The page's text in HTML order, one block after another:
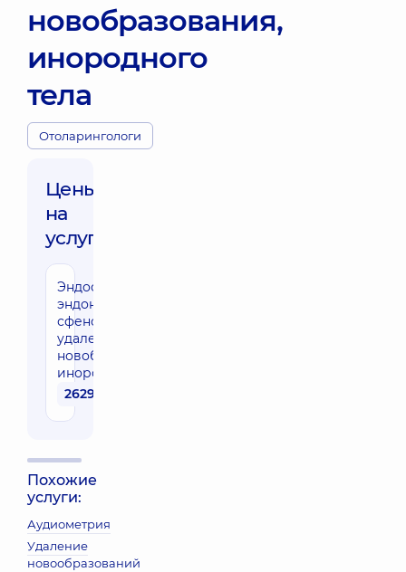
новобразования,
инородного
тела
Отоларингологи
Цены
на
услуги:
Эндоскопическая
эндоназальная
сфенотомия с
удалением
новобразования,
инородного тела
26290 грн
Похожие
услуги:
Аудиометрия
Удаление
новообразований